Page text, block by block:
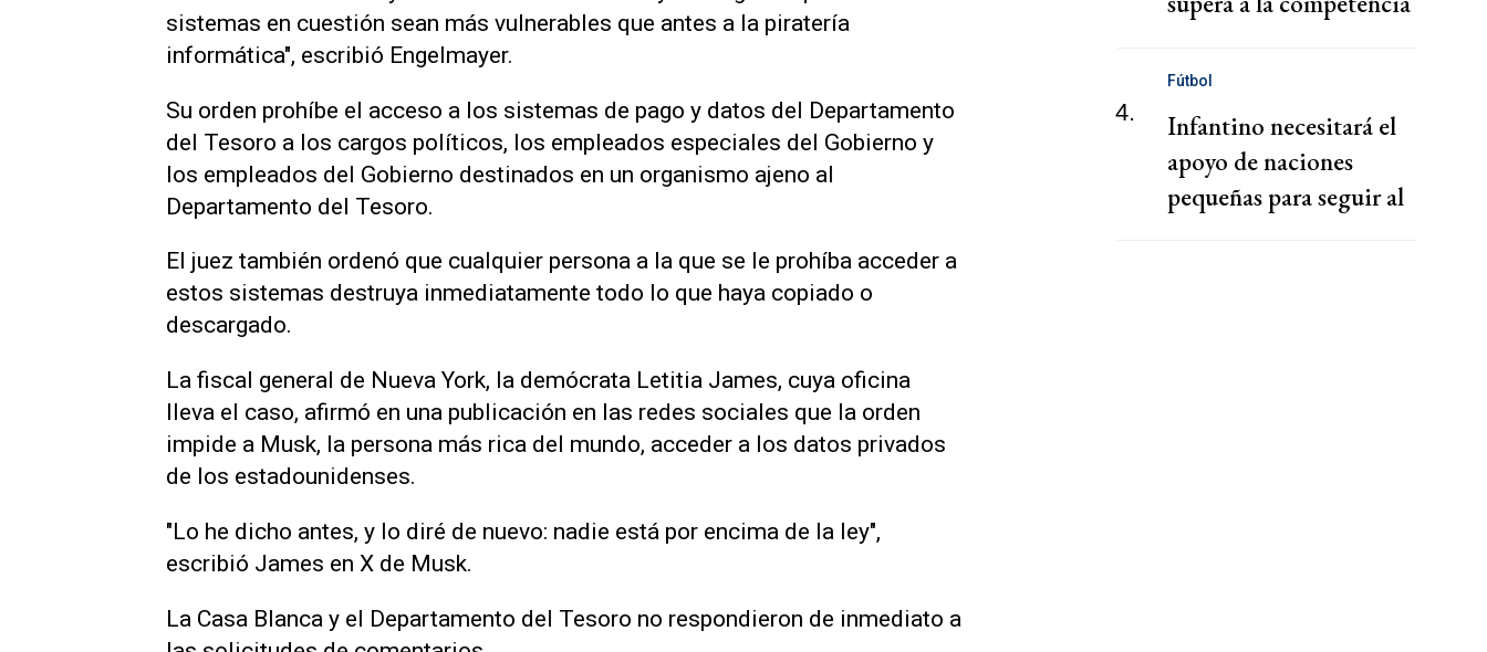
sistemas en cuestión sean más vulnerables que antes a la piratería
informática", escribió Engelmayer.
Su orden prohíbe el acceso a los sistemas de pago y datos del Departamento
del Tesoro a los cargos políticos, los empleados especiales del Gobierno y
los empleados del Gobierno destinados en un organismo ajeno al
Departamento del Tesoro.
El juez también ordenó que cualquier persona a la que se le prohíba acceder a
estos sistemas destruya inmediatamente todo lo que haya copiado o
descargado.
La fiscal general de Nueva York, la demócrata Letitia James, cuya oficina
lleva el caso, afirmó en una publicación en las redes sociales que la orden
impide a Musk, la persona más rica del mundo, acceder a los datos privados
de los estadounidenses.
"Lo he dicho antes, y lo diré de nuevo: nadie está por encima de la ley",
escribió James en X de Musk.
La Casa Blanca y el Departamento del Tesoro no respondieron de inmediato a
4.
Fútbol
Infantino necesitará el
apoyo de naciones
pequeñas para seguir al